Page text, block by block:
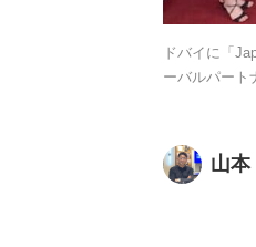
ドバイに「
ーバルパート
山本